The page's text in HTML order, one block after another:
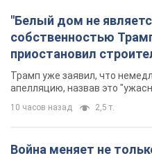
"Белый дом не
собственностью
приостановил
бального зала
долларов
Трамп уже заявил, что
апелляцию, назвав это
10 часов назад 2,5 т.
Война меняет не